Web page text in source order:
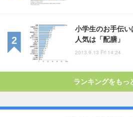
小学生のお手伝
人気は「配膳」
2013.9.13 Fri 14:24
ランキングをもっ